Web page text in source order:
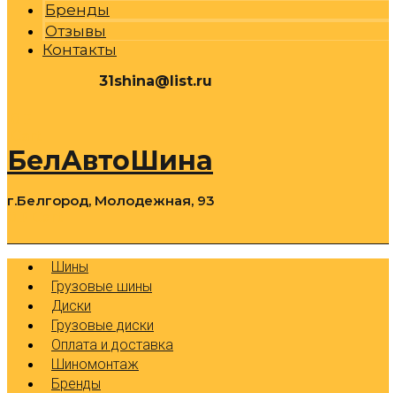
Бренды
Отзывы
Контакты
31shina@list.ru
БелАвтоШина
г.Белгород, Молодежная, 93
Шины
Грузовые шины
Диски
Грузовые диски
Оплата и доставка
Шиномонтаж
Бренды